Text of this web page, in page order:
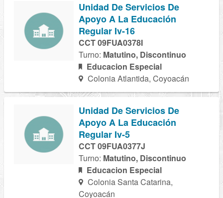
Unidad De Servicios De
Apoyo A La Educación
Regular Iv-16
CCT 09FUA0378I
Turno: Matutino, Discontinuo
Educacion Especial
Colonia Atlantida, Coyoacán
Unidad De Servicios De
Apoyo A La Educación
Regular Iv-5
CCT 09FUA0377J
Turno: Matutino, Discontinuo
Educacion Especial
Colonia Santa Catarina,
Coyoacán